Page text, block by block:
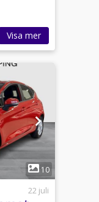
Visa mer
10
22 juli